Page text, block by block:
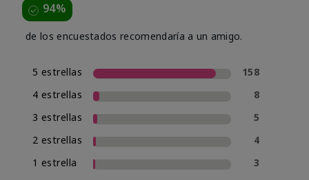
94%
de los encuestados recomendaría a un amigo.
5 estrellas
158
4 estrellas
8
3 estrellas
5
2 estrellas
4
1 estrella
3